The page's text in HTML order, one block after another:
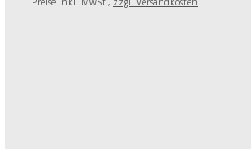
Preise inkl. MwSt., zzgl. Versandkosten